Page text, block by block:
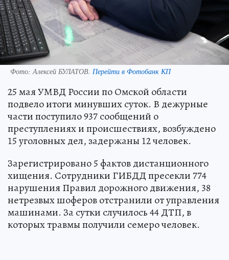
Фото:Алексей БУЛАТОВ. Перейти в Фотобанк КП
25 мая УМВД России по Омской области
подвело итоги минувших суток. В дежурные
части поступило 937 сообщений о
преступлениях и происшествиях, возбуждено
15 уголовных дел, задержаны 12 человек.
Зарегистрировано 5 фактов дистанционного
хищения. Сотрудники ГИБДД пресекли 774
нарушения Правил дорожного движения, 38
нетрезвых шоферов отстранили от управления
машинами. За сутки случилось 44 ДТП, в
которых травмы получили семеро человек.